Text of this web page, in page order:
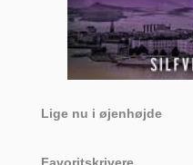
Lige nu i øjenhøjde
Favoritskrivere